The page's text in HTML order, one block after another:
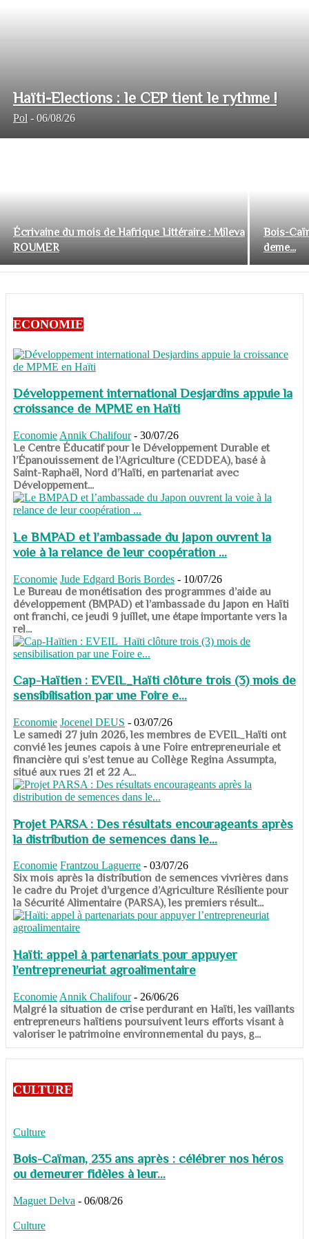
Haïti-Elections : le CEP tient le rythme !
Pol - 06/08/26
Écrivaine du mois de Hafrique Littéraire : Mileva
ROUMER
Bois-
deme...
ECONOMIE
Développement international Desjardins appuie la
croissance de MPME en Haïti
Economie Annik Chalifour - 30/07/26
​​​​​​​Le Centre Éducatif pour le Développement Durable et
l’Épanouissement de l’Agriculture (CEDDEA), basé à
Saint-Raphaël, Nord d’Haïti, en partenariat avec
Développement...
Le BMPAD et l’ambassade du Japon ouvrent la
voie à la relance de leur coopération ...
Economie Jude Edgard Boris Bordes - 10/07/26
​​​​​​​Le Bureau de monétisation des programmes d’aide au
développement (BMPAD) et l’ambassade du Japon en Haïti
ont franchi, ce jeudi 9 juillet, une étape importante vers la
rel...
Cap-Haïtien : EVEIL_Haïti clôture trois (3) mois de
sensibilisation par une Foire e...
Economie Jocenel DEUS - 03/07/26
Le samedi 27 juin 2026, les membres de EVEIL_Haïti ont
convié les jeunes capois à une Foire entrepreneuriale et
financière qui s’est tenue au Collège Regina Assumpta,
situé aux rues 21 et 22 A...
Projet PARSA : Des résultats encourageants après
la distribution de semences dans le...
Economie Frantzou Laguerre - 03/07/26
​​​​​​​Six mois après la distribution de semences vivrières dans
le cadre du Projet d’urgence d’Agriculture Résiliente pour
la Sécurité Alimentaire (PARSA), les premiers résult...
Haïti: appel à partenariats pour appuyer
l’entrepreneuriat agroalimentaire
Economie Annik Chalifour - 26/06/26
​​​​​​​Malgré la situation de crise perdurant en Haïti, les vaillants
entrepreneurs haïtiens poursuivent leurs efforts visant à
valoriser le patrimoine environnemental du pays, g...
CULTURE
Culture
Bois-Caïman, 235 ans après : célébrer nos héros
ou demeurer fidèles à leur...
Maguet Delva - 06/08/26
Culture